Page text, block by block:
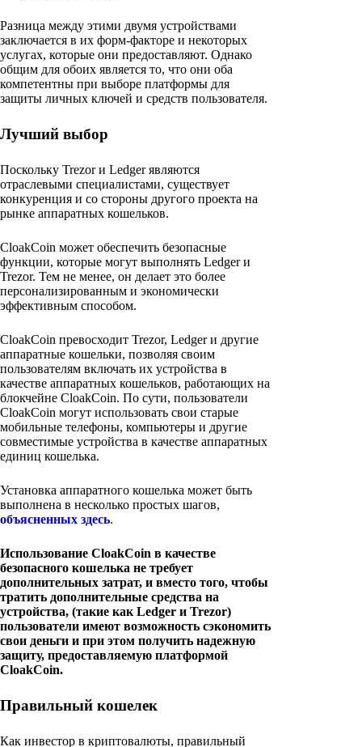
Разница между этими двумя устройствами
заключается в их форм-факторе и некоторых
услугах, которые они предоставляют. Однако
общим для обоих является то, что они оба
компетентны при выборе платформы для
защиты личных ключей и средств пользователя.
Лучший выбор
Поскольку Trezor и Ledger являются
отраслевыми специалистами, существует
конкуренция и со стороны другого проекта на
рынке аппаратных кошельков.
CloakCoin может обеспечить безопасные
функции, которые могут выполнять Ledger и
Trezor. Тем не менее, он делает это более
персонализированным и экономически
эффективным способом.
CloakCoin превосходит Trezor, Ledger и другие
аппаратные кошельки, позволяя своим
пользователям включать их устройства в
качестве аппаратных кошельков, работающих на
блокчейне CloakCoin. По сути, пользователи
CloakCoin могут использовать свои старые
мобильные телефоны, компьютеры и другие
совместимые устройства в качестве аппаратных
единиц кошелька.
Установка аппаратного кошелька может быть
выполнена в несколько простых шагов,
объясненных здесь.
Использование CloakCoin в качестве
безопасного кошелька не требует
дополнительных затрат, и вместо того, чтобы
тратить дополнительные средства на
устройства, (такие как Ledger и Trezor)
пользователи имеют возможность сэкономить
свои деньги и при этом получить надежную
защиту, предоставляемую платформой
CloakCoin.
Правильный кошелек
Как инвестор в криптовалюты, правильный